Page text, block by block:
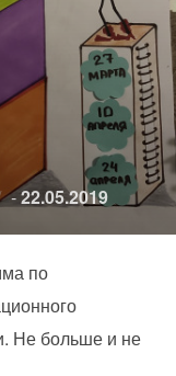
-Опубликовано
22.05.2019
по
Не больше и не